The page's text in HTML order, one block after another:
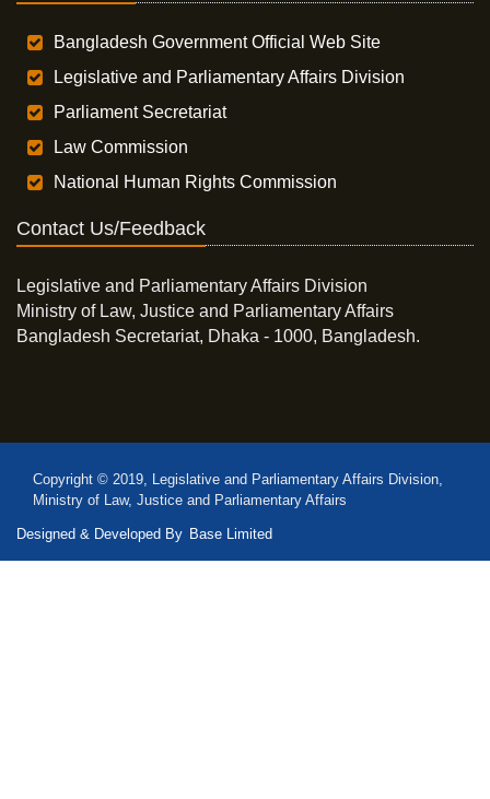
Bangladesh Government Official Web Site
Legislative and Parliamentary Affairs Division
Parliament Secretariat
Law Commission
National Human Rights Commission
Contact Us/Feedback
Legislative and Parliamentary Affairs Division
Ministry of Law, Justice and Parliamentary Affairs
Bangladesh Secretariat, Dhaka - 1000, Bangladesh.
Copyright © 2019, Legislative and Parliamentary Affairs Division,
Ministry of Law, Justice and Parliamentary Affairs
Designed & Developed By Base Limited